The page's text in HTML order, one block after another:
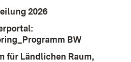
2026
BW
für Ländlichen Raum,